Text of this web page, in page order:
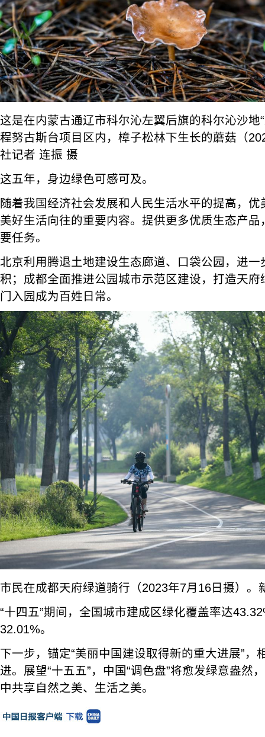
这是在内蒙古通辽市科尔沁左翼后旗的科尔沁沙地
程努古斯台项目区内，樟子松林下生长的蘑菇（
社记者 连振 摄
这五年，身边绿色可感可及。
随着我国经济社会发展和人民生活水平的提高，
美好生活向往的重要内容。提供更多优质生态产
要任务。
北京利用腾退土地建设生态廊道、口袋公园，进
积；成都全面推进公园城市示范区建设，打造天
门入园成为百姓日常。
市民在成都天府绿道骑行（2023年7月16日摄）。
“十四五”期间，全国城市建成区绿化覆盖率达
32.01%。
下一步，锚定“美丽中国建设取得新的重大进展”，
进。展望“十五五”，中国“调色盘”将愈发绿意盎然
中共享自然之美、生活之美。